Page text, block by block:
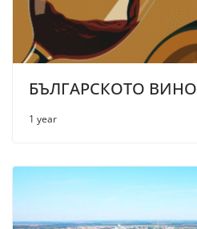
БЪЛГАРСКОТО ВИНО
1 year